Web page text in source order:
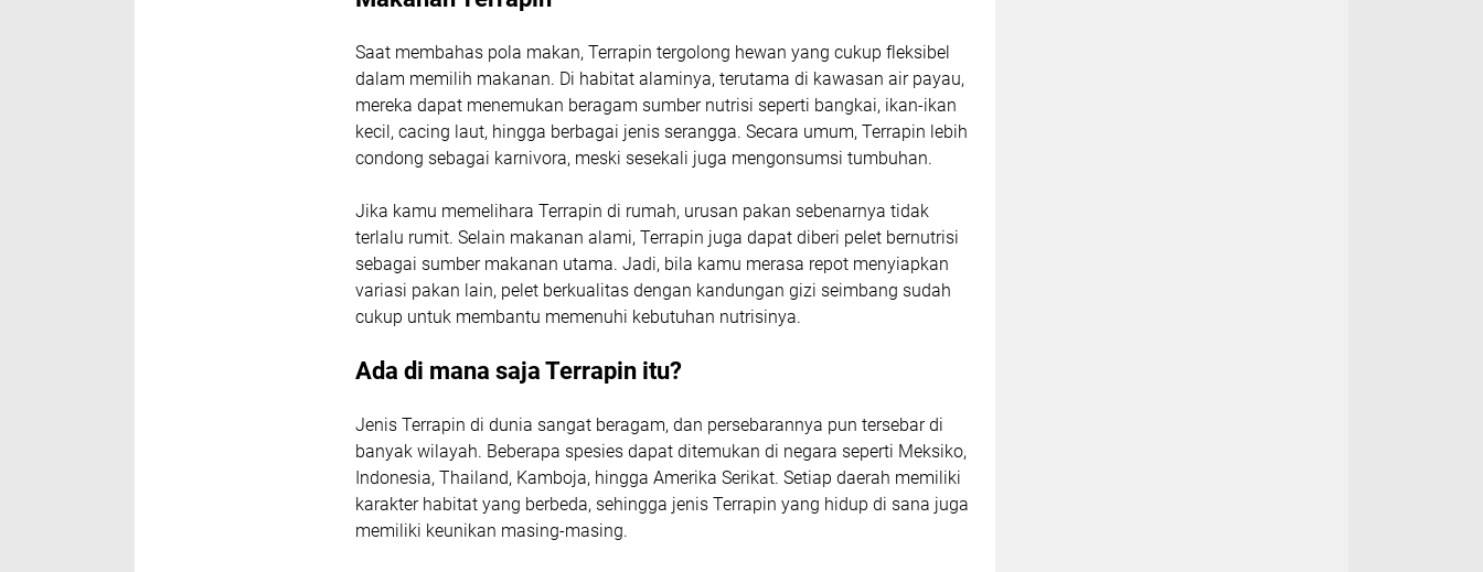
Saat membahas pola makan, Terrapin tergolong hewan yang cukup fleksibel
dalam memilih makanan. Di habitat alaminya, terutama di kawasan air payau,
mereka dapat menemukan beragam sumber nutrisi seperti bangkai, ikan-ikan
kecil, cacing laut, hingga berbagai jenis serangga. Secara umum, Terrapin lebih
condong sebagai karnivora, meski sesekali juga mengonsumsi tumbuhan.
Jika kamu memelihara Terrapin di rumah, urusan pakan sebenarnya tidak
terlalu rumit. Selain makanan alami, Terrapin juga dapat diberi pelet bernutrisi
sebagai sumber makanan utama. Jadi, bila kamu merasa repot menyiapkan
variasi pakan lain, pelet berkualitas dengan kandungan gizi seimbang sudah
cukup untuk membantu memenuhi kebutuhan nutrisinya.
Ada di mana saja Terrapin itu?
Jenis Terrapin di dunia sangat beragam, dan persebarannya pun tersebar di
banyak wilayah. Beberapa spesies dapat ditemukan di negara seperti Meksiko,
Indonesia, Thailand, Kamboja, hingga Amerika Serikat. Setiap daerah memiliki
karakter habitat yang berbeda, sehingga jenis Terrapin yang hidup di sana juga
memiliki keunikan masing-masing.